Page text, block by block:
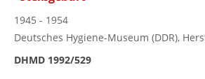
1945 - 1954
Deutsches Hygiene-Museum (DDR),
DHMD 1992/529